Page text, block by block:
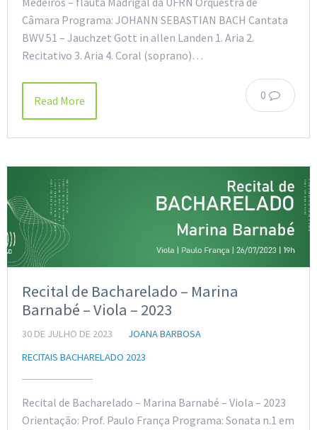
Câmara Programa: JOHANN SEBASTIAN BACH Cantata
BWV 51 – Jauchzet Gott in allen Landen 1. Aria 2.
Recitativo 3. Aria 4. Coral (soprano)…
0
Read More
Recital de Bacharelado – Marina
Barnabé – Viola – 2023
30 DE JULHO DE 2023
JOANA BARBOSA
RECITAIS BACHARELADO 2023
Recital de Bacharelado – Marina Barnabé – Viola – 2023
Orientação: Prof. Paulo França Programa: Sonata n.1 em